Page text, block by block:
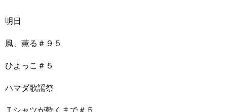
明日
風、薫る＃９５
ひよっこ＃５
ハマダ歌謡祭
Ｔシャツが乾くまで＃５